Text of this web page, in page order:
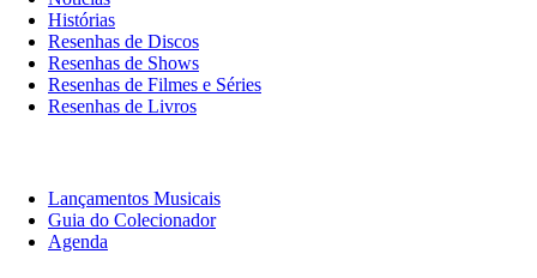
Histórias
Resenhas de Discos
Resenhas de Shows
Resenhas de Filmes e Séries
Resenhas de Livros
Lançamentos Musicais
Guia do Colecionador
Agenda